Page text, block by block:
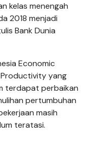
kelas menengah
2018 menjadi
Bank Dunia
Economic
Productivity yang
terdapat perbaikan
pertumbuhan
masih
teratasi.